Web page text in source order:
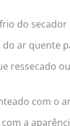
do
do ar quente
ressecado
com o
a